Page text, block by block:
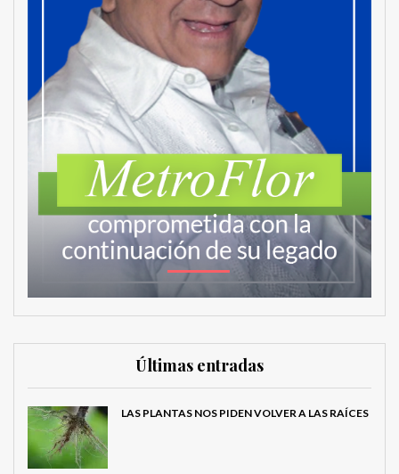
Últimas entradas
LAS PLANTAS NOS PIDEN VOLVER A LAS RAÍCES